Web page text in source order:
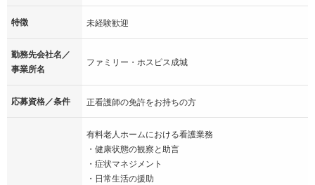
特徴 未経験歓迎
勤務先会社名／
事業所名
ファミリー・ホスピス成城
応募資格／条件 正看護師の免許をお持ちの方
有料老人ホームにおける看護業務
・健康状態の観察と助言
・症状マネジメント
・日常生活の援助